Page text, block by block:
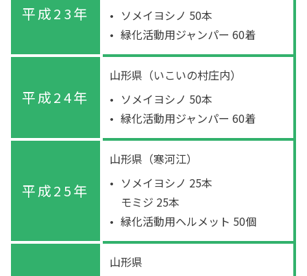
平成23年
ソメイヨシノ 50本
緑化活動用ジャンパー 60着
平成24年
山形県（いこいの村庄内）
ソメイヨシノ 50本
緑化活動用ジャンパー 60着
平成25年
山形県（寒河江）
ソメイヨシノ 25本
モミジ 25本
緑化活動用ヘルメット 50個
山形県